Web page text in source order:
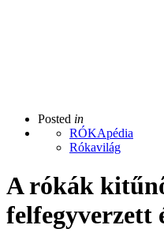
Posted in
RÓKApédia
Rókavilág
A rókák
felfegyverzett